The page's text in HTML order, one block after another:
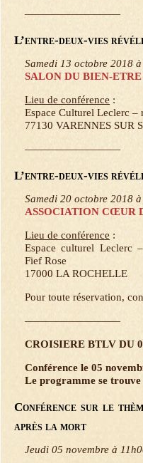
—————————
L’entre-deux-vies
Samedi 13 octobre 2018
SALON DU BIEN-
Lieu de conférence :
Espace Culturel Leclerc –
77130 VARENNES SUR
—————————
L’entre-deux-vies
Samedi 20 octobre 2018
ASSOCIATION CŒUR
Lieu de conférence :
Espace culturel Leclerc
Fief Rose
17000 LA ROCHELLE
Pour toute réservation,
—————————
CROISIERE BTLV DU
Conférence le 05
Le programme se trouve
Conférence sur le
après la mort
Jeudi 05 novembre à